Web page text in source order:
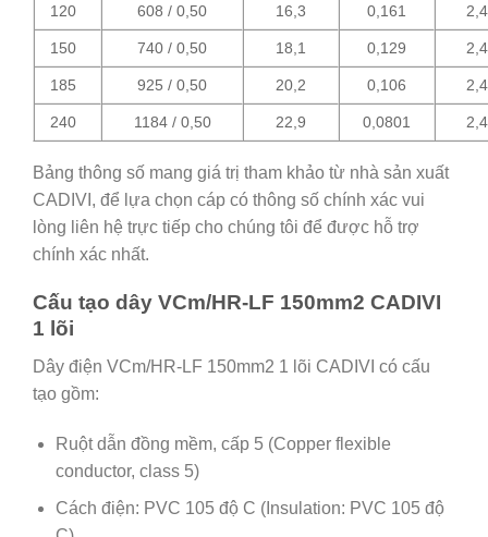
120 608 / 0,50 16,3 0,161
150 740 / 0,50 18,1 0,129
185 925 / 0,50 20,2 0,106
240 1184 / 0,50 22,9 0,0801
Bảng thông số mang giá trị tham khảo từ nhà sản xuất
CADIVI, để lựa chọn cáp có thông số chính xác vui
lòng liên hệ trực tiếp cho chúng tôi để được hỗ trợ
chính xác nhất.
Cấu tạo dây VCm/HR-LF 150mm2 CADIVI
1 lõi
Dây điện VCm/HR-LF 150mm2 1 lõi CADIVI có cấu
tạo gồm:
Ruột dẫn đồng mềm, cấp 5 (Copper flexible
conductor, class 5)
Cách điện: PVC 105 độ C (Insulation: PVC 105 độ